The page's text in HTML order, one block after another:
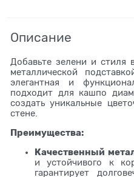
Описание
Добавьте зелени и стиля
металлической
элегантная и
подходит для кашпо
создать уникальные
стене.
Преимущества:
Качественный
и устойчивого к
гарантирует